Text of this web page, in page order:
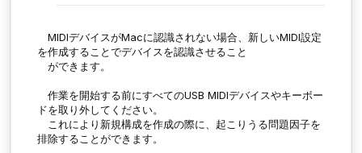
MIDIデバイスがMacに認識されない場合、新しいMIDI設定
を作成することでデバイスを認識させること
ができます。
作業を開始する前にすべてのUSB MIDIデバイスやキーボー
ドを取り外してください。
これにより新規構成を作成の際に、起こりうる問題因子を
排除することができます。